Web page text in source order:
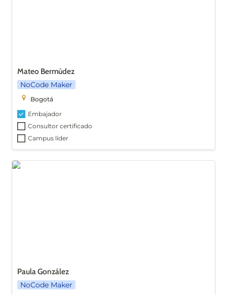
Mateo Bermúdez
NoCode Maker
Bogotá
Embajador
Consultor certificado
Campus líder
Paula González
Paula González
NoCode Maker